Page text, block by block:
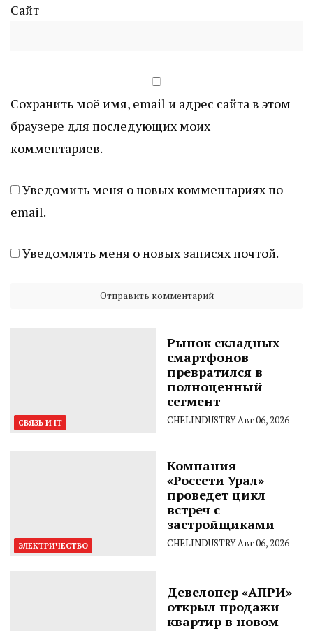
Сайт
Сохранить моё имя, email и адрес сайта в этом
браузере для последующих моих
комментариев.
Уведомить меня о новых комментариях по
email.
Уведомлять меня о новых записях почтой.
СВЯЗЬ И IT
Рынок складных
смартфонов
превратился в
полноценный
сегмент
CHELINDUSTRYАвг 06, 2026
ЭЛЕКТРИЧЕСТВО
Компания
«Россети Урал»
проведет цикл
встреч с
застройщиками
CHELINDUSTRYАвг 06, 2026
Девелопер «АПРИ»
открыл продажи
квартир в новом